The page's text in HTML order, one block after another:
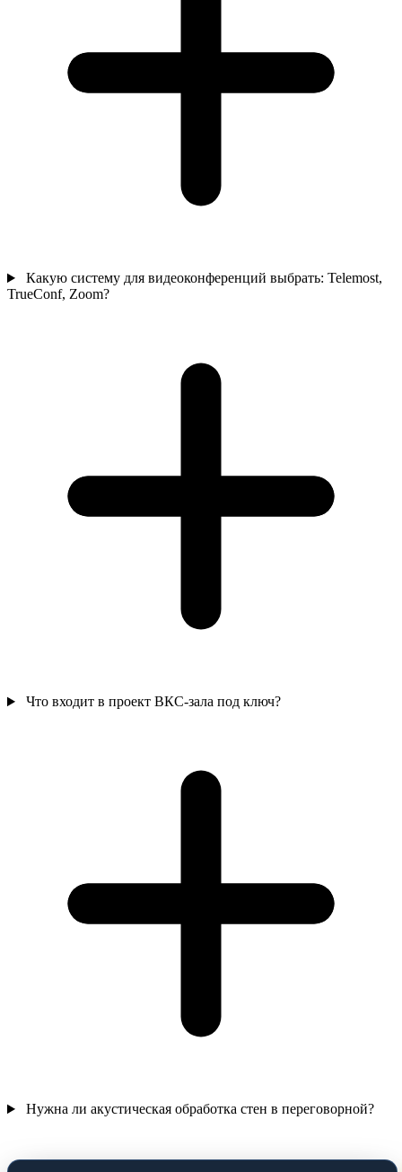
Какую систему для видеоконференций выбрать: Telemost,
TrueConf, Zoom?
Что входит в проект ВКС-зала под ключ?
Нужна ли акустическая обработка стен в переговорной?